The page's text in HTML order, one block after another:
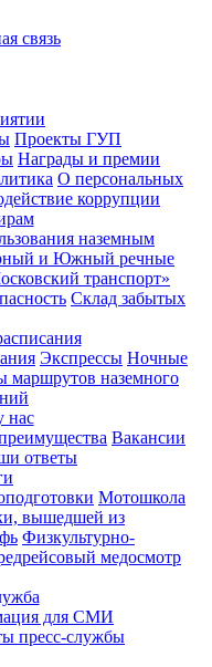
Проекты ГУП
Награды и премии
О персональных
коррупции
наземным
и Южный речные
транспорт»
Склад забытых
Экспрессы Ночные
маршрутов наземного
нас
Вакансии
ответы
Мотошкола
вышедшей из
Физкультурно-
медосмотр
для СМИ
пресс-службы